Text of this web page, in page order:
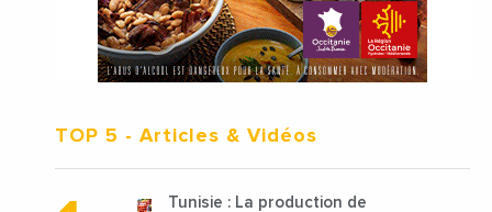
TOP 5 - Articles & Vidéos
Tunisie : La production de